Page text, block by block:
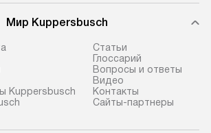
упакованный
переместить
установки,
Готовые
предполагают,
от категории,
установленной
Мир Kuppersbusch
Kuppersbusch
Cтатьи
Глоссарий
Вопросы и ответы
Видео
Контакты
Сайты-партнеры